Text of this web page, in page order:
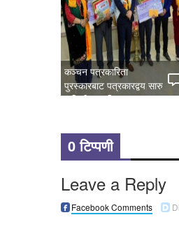
कञ्चन पत्रकारिता
पुरस्कारबाट पत्रकारद्वय सारु
र जिटी सम्मानित
0 टिप्पणी
Leave a Reply
Facebook Comments